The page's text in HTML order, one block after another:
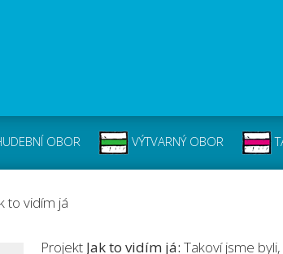
OBOR VÝTVARNÝ OBOR
to vidím já
Projekt Jak to vidím já:Takoví jsme